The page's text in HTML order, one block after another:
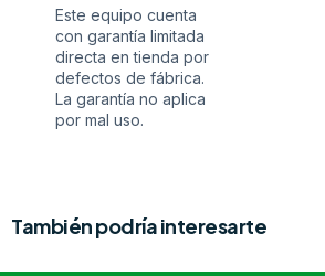
Este equipo cuenta
con garantía limitada
directa en tienda por
defectos de fábrica.
La garantía no aplica
por mal uso.
También podría interesarte